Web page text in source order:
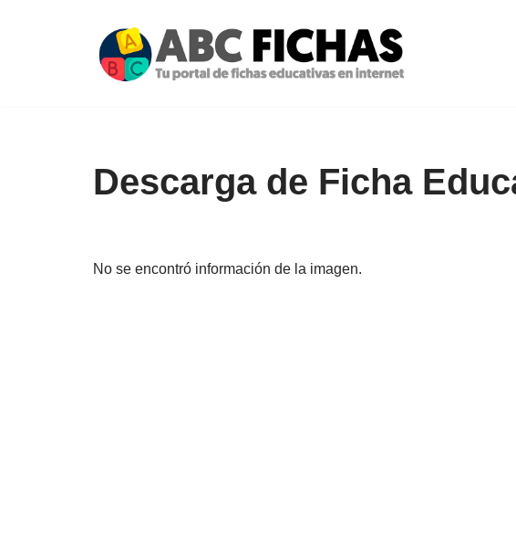
Descarga de Ficha
No se encontró información de la imagen.